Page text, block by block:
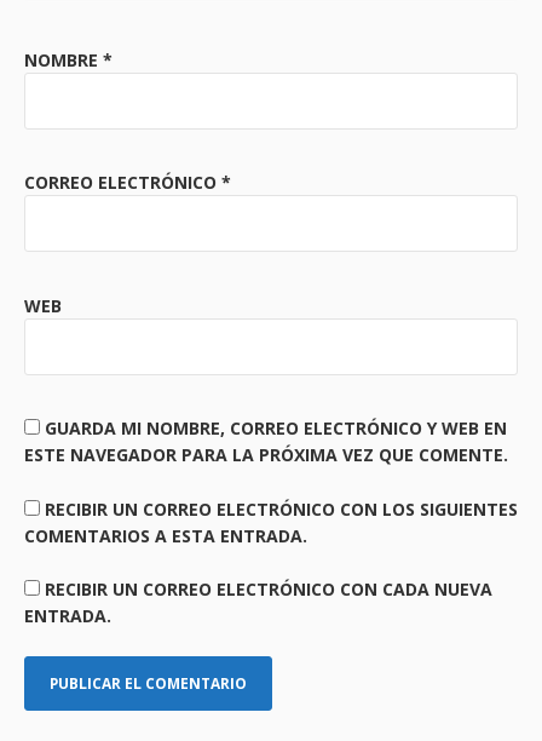
NOMBRE *
CORREO ELECTRÓNICO *
WEB
GUARDA MI NOMBRE, CORREO ELECTRÓNICO Y WEB EN
ESTE NAVEGADOR PARA LA PRÓXIMA VEZ QUE COMENTE.
RECIBIR UN CORREO ELECTRÓNICO CON LOS SIGUIENTES
COMENTARIOS A ESTA ENTRADA.
RECIBIR UN CORREO ELECTRÓNICO CON CADA NUEVA
ENTRADA.